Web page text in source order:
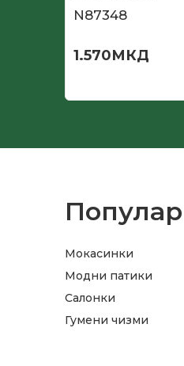
N87348
1.570МКД
Мокасинки
Модни патики
Салонки
Гумени чизми